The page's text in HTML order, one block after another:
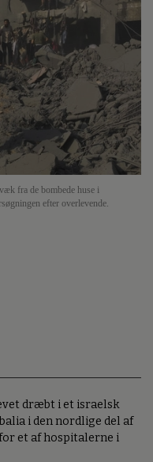
fra de bombede huse i
efter overlevende.
dræbt i et israelsk
i den nordlige del af
et af hospitalerne i